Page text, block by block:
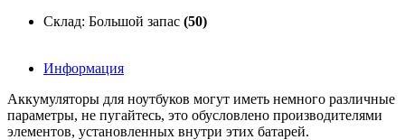
Склад: Большой запас (50)
Информация
Аккумуляторы для ноутбуков могут иметь немного различные
параметры, не пугайтесь, это обусловлено производителями
элементов, установленных внутри этих батарей.